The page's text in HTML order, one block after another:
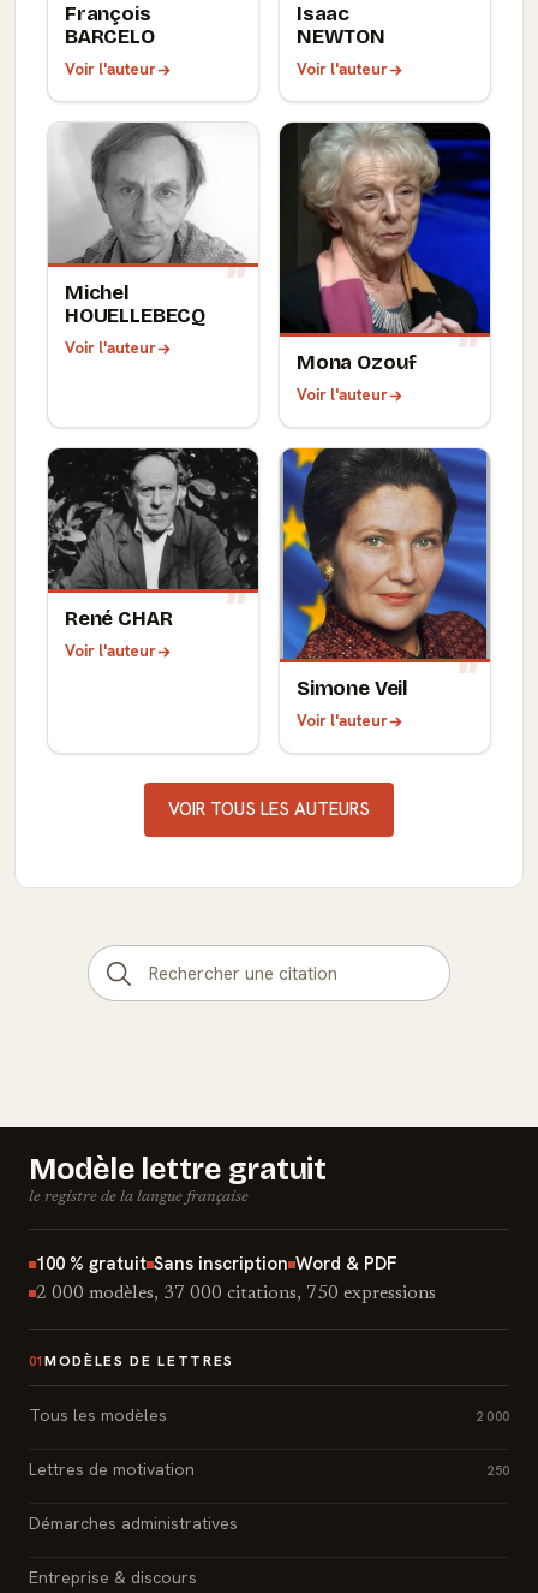
François
BARCELO
Voir l'auteur
Isaac
NEWTON
Voir l'auteur
Michel
HOUELLEBECQ
Voir l'auteur
Mona Ozouf
Voir l'auteur
René CHAR
Voir l'auteur
Simone Veil
Voir l'auteur
VOIR TOUS LES AUTEURS
Modèle lettre gratuit
le registre de la langue française
100 % gratuit Sans inscription Word & PDF
2 000 modèles, 37 000 citations, 750 expressions
01 MODÈLES DE LETTRES
Tous les modèles 2 000
Lettres de motivation 250
Démarches administratives
Entreprise & discours